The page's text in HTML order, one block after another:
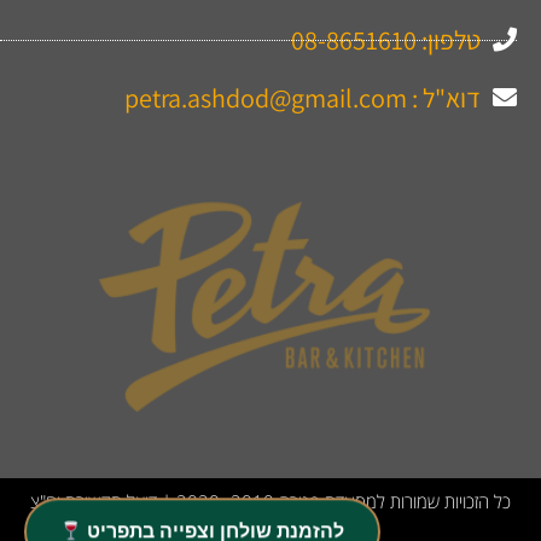
טלפון: 08-8651610
דוא"ל : petra.ashdod@gmail.com
כל הזכויות שמורות למסעדת פטרה 2010 -2020 | דיאל תקשורת יח"צ
ואסטרטגיה| הצהרת נגישות
להזמנת שולחן וצפייה בתפריט